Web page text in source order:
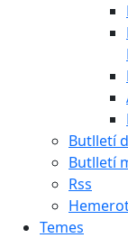
Butlletí
Butlletí
Rss
Temes